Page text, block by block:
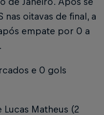
oitavas de final, a
empate por 0 a
e 0 gols
Matheus (2